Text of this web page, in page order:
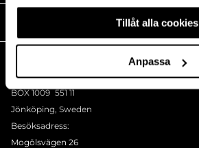
Tillåt alla cookies
Anpassa
Postadress:
BOX 1009 551 11
Jönköping, Sweden
Besöksadress:
Mogölsvägen 26